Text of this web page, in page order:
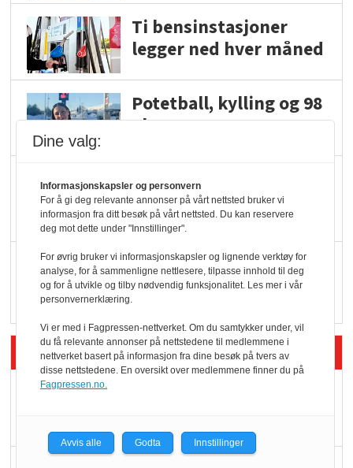
Ti bensinstasjoner
legger ned hver måned
Potetball, kylling og 98
oktan
KBS-bransjen i
endring: Stadig større
serveringstilbud
Vokser med ferdigmat
i dagligvare
Siste artikler - Butikk i praksis
Dine valg:
Informasjonskapsler og personvern
For å gi deg relevante annonser på vårt nettsted bruker vi
informasjon fra ditt besøk på vårt nettsted. Du kan reservere
deg mot dette under "Innstillinger".
For øvrig bruker vi informasjonskapsler og lignende verktøy for
analyse, for å sammenligne nettlesere, tilpasse innhold til deg
og for å utvikle og tilby nødvendig funksjonalitet. Les mer i vår
personvernerklæring.
Vi er med i Fagpressen-nettverket. Om du samtykker under, vil
du få relevante annonser på nettstedene til medlemmene i
nettverket basert på informasjon fra dine besøk på tvers av
disse nettstedene. En oversikt over medlemmene finner du på
Fagpressen.no.
Avvis alle Godta Innstillinger